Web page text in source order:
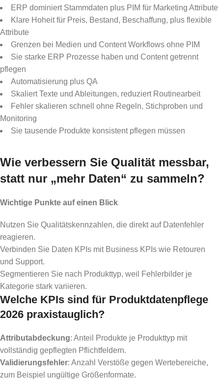
ERP dominiert Stammdaten plus PIM für Marketing Attribute
Klare Hoheit für Preis, Bestand, Beschaffung, plus flexible
Attribute
Grenzen bei Medien und Content Workflows ohne PIM
Sie starke ERP Prozesse haben und Content getrennt
pflegen
Automatisierung plus QA
Skaliert Texte und Ableitungen, reduziert Routinearbeit
Fehler skalieren schnell ohne Regeln, Stichproben und
Monitoring
Sie tausende Produkte konsistent pflegen müssen
Wie verbessern Sie Qualität messbar,
statt nur „mehr Daten“ zu sammeln?
Wichtige Punkte auf einen Blick
Nutzen Sie Qualitätskennzahlen, die direkt auf Datenfehler
reagieren.
Verbinden Sie Daten KPIs mit Business KPIs wie Retouren
und Support.
Segmentieren Sie nach Produkttyp, weil Fehlerbilder je
Kategorie stark variieren.
Welche KPIs sind für Produktdatenpflege
2026 praxistauglich?
Attributabdeckung: Anteil Produkte je Produkttyp mit
vollständig gepflegten Pflichtfeldern.
Validierungsfehler: Anzahl Verstöße gegen Wertebereiche,
zum Beispiel ungültige Größenformate.